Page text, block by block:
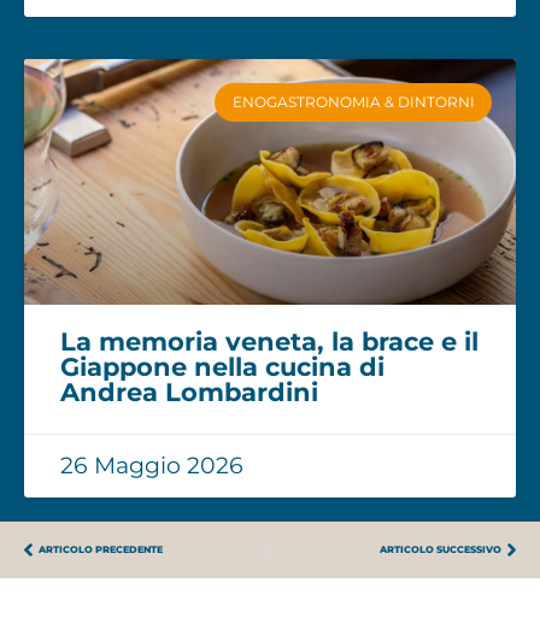
ENOGASTRONOMIA & DINTORNI
La memoria veneta, la brace e il
Giappone nella cucina di
Andrea Lombardini
26 Maggio 2026
ARTICOLO PRECEDENTE ARTICOLO SUCCESSIVO